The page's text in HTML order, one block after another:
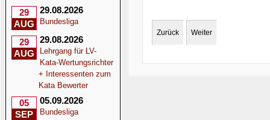
29
AUG
29.08.2026
Bundesliga
29
AUG
29.08.2026
Lehrgang für LV-
Kata-Wertungsrichter
+ Interessenten zum
Kata Bewerter
05
SEP
05.09.2026
Bundesliga
Zurück Weiter